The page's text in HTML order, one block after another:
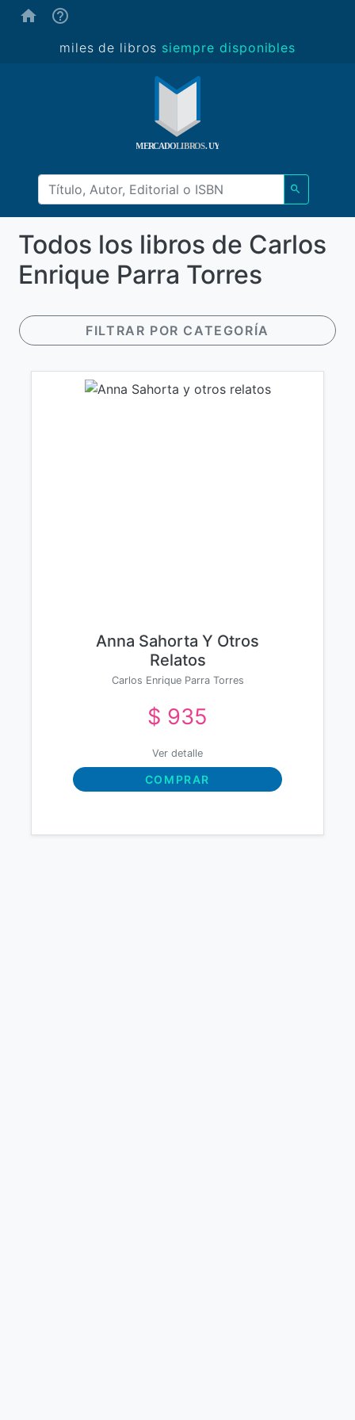
miles de libros siempre disponibles
Todos los libros de Carlos
Enrique Parra Torres
FILTRAR POR CATEGORÍA
Anna Sahorta Y Otros
Relatos
Carlos Enrique Parra Torres
$ 935
Ver detalle
COMPRAR